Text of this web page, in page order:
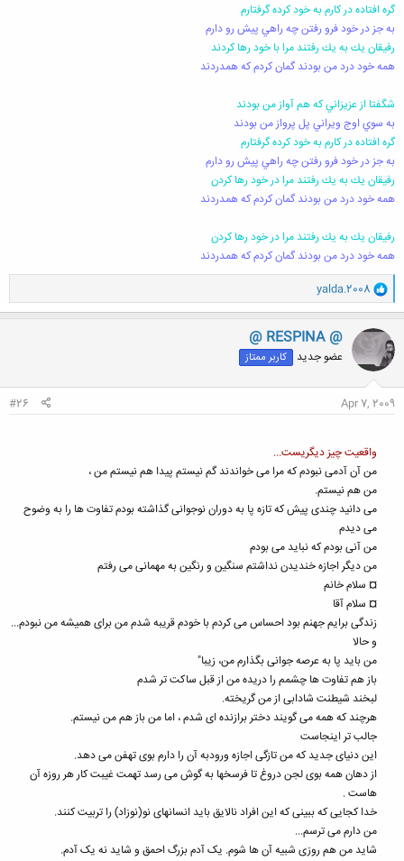
گره افتاده در كارم به خود كرده گرفتارم
به جز در خود فرو رفتن چه راهي پيش رو دارم
رفيقان يك به يك رفتند مرا با خود رها كردند
همه خود درد من بودند گمان كردم كه همدردند
شگفتا از عزيزاني كه هم آواز من بودند
به سوي اوج ويراني پل پرواز من بودند
گره افتاده در كارم به خود كرده گرفتارم
به جز در خود فرو رفتن چه راهي پيش رو دارم
رفيقان يك به يك رفتند مرا در خود رها كردن
همه خود درد من بودند گمان كردم كه همدردند
رفيقان يك به يك رفتند مرا در خود رها كردن
همه خود درد من بودند گمان كردم كه همدردند
و
ا
ک
ن
ش
ه
ا
yalda.2008
@ RESPINA @
عضو جدید کاربر ممتاز
Apr 7, 2009
#26
واقعیت چیز دیگریست...
من آن آدمی نبودم که مرا می خواندند گم نیستم پیدا هم نیستم من ،
من هم نیستم.
می دانید چندی پیش که تازه پا به دوران نوجوانی گذاشته بودم تفاوت ها را به وضوح
می دیدم
من آنی بودم که نباید می بودم
من دیگر اجازه خندیدن نداشتم سنگین و رنگین به مهمانی می رفتم
¤ سلام خانم
¤ سلام آقا
زندگی برایم جهنم بود احساس می کردم با خودم قریبه شدم من برای همیشه من نبودم...
و حالا
من باید پا به عرصه جوانی بگذارم من، زیبا"
باز هم تفاوت ها چشمم را دریده من از قبل ساکت تر شدم
لبخند شیطنت شادابی از من گریخته.
هرچند که همه می گویند دختر برازنده ای شدم ، اما من باز هم من نیستم.
جالب تر اینجاست
این دنیای جدید که من تازگی اجازه ورودبه آن را دارم بوی تهفن می دهد.
از دهان همه بوی لجن دروغ تا فرسخها به گوش می رسد تهمت غیبت کار هر روزه آن
هاست .
خدا کجایی که ببینی که این افراد نالایق باید انسانهای نو(نوزاد) را تربیت کنند.
من دارم می ترسم...
شاید من هم روزی شبیه آن ها شوم. یک آدم بزرگ احمق و شاید نه یک آدم.